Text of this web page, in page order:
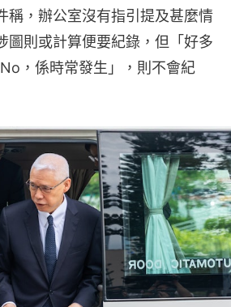
稱，辦公室沒有指引提及甚麼情
圖則或計算便要紀錄，但「好多
，係時常發生」，則不會紀